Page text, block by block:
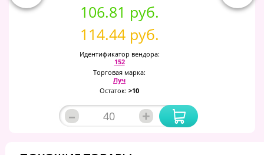
106.81 руб.
114.44 руб.
Идентификатор вендора:
152
Торговая марка:
Луч
Остаток: >10
– +